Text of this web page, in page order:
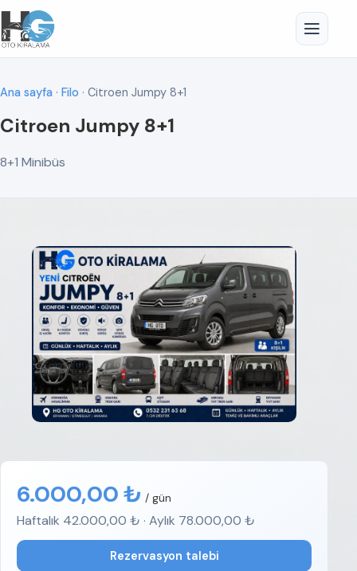
Ana sayfa · Filo · Citroen Jumpy 8+1
Citroen Jumpy 8+1
8+1 Minibüs
6.000,00 ₺ / gün
Haftalık 42.000,00 ₺ · Aylık 78.000,00 ₺
Rezervasyon talebi